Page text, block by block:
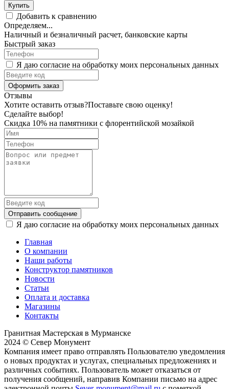
Купить
Добавить к сравнению
Определяем...
Наличный и безналичный расчет, банковские карты
Быстрый заказ
Я даю согласие на обработку моих персональных данных
Оформить заказ
Отзывы
Хотите оставить отзыв?Поставьте свою оценку!
Сделайте выбор!
Скидка 10% на памятники с флорентийской мозайкой
Отправить сообщение
Я даю согласие на обработку моих персональных данных
Главная
О компании
Наши работы
Конструктор памятников
Новости
Статьи
Оплата и доставка
Магазины
Контакты
Гранитная Мастерская в Мурманске
2024 © Север Монумент
Компания имеет право отправлять Пользователю уведомления
о новых продуктах и услугах, специальных предложениях и
различных событиях. Пользователь может отказаться от
получения сообщений, направив Компании письмо на адрес